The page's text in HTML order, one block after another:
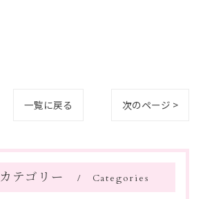
一覧に戻る 次のページ >
カテゴリー Categories